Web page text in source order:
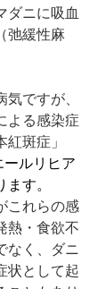
ダニに吸血
弛緩性麻
ですが、
よる感染症
斑症」
ールリヒア
す。
これらの感
熱・食欲不
なく、ダニ
状として起